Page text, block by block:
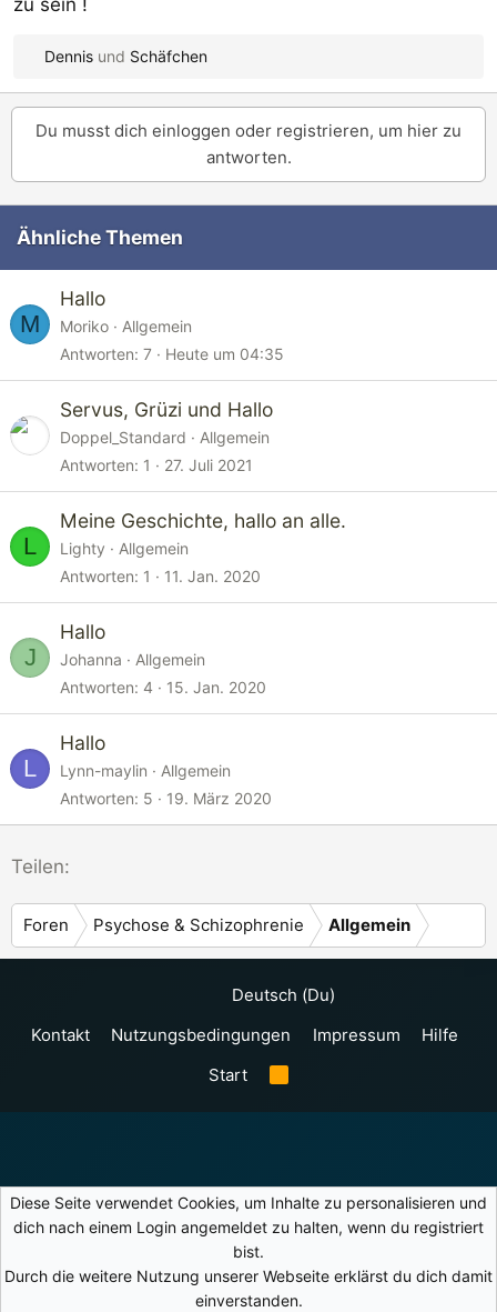
zu sein !
e
n
:
Dennis und Schäfchen
Du musst dich einloggen oder registrieren, um hier zu
antworten.
Ähnliche Themen
M
Hallo
Moriko
Allgemein
Antworten 7 Heute um 04:35
Servus, Grüzi und Hallo
Doppel_Standard
Allgemein
Antworten 1 27. Juli 2021
L
Meine Geschichte, hallo an alle.
Lighty
Allgemein
Antworten 1 11. Jan. 2020
J
Hallo
Johanna
Allgemein
Antworten 4 15. Jan. 2020
L
Hallo
Lynn-maylin
Allgemein
Antworten 5 19. März 2020
Teilen:
Foren Psychose & Schizophrenie Allgemein
Deutsch (Du)
Kontakt
Nutzungsbedingungen Impressum
Hilfe
Start
Diese Seite verwendet Cookies, um Inhalte zu personalisieren und
dich nach einem Login angemeldet zu halten, wenn du registriert
bist.
Durch die weitere Nutzung unserer Webseite erklärst du dich damit
einverstanden.